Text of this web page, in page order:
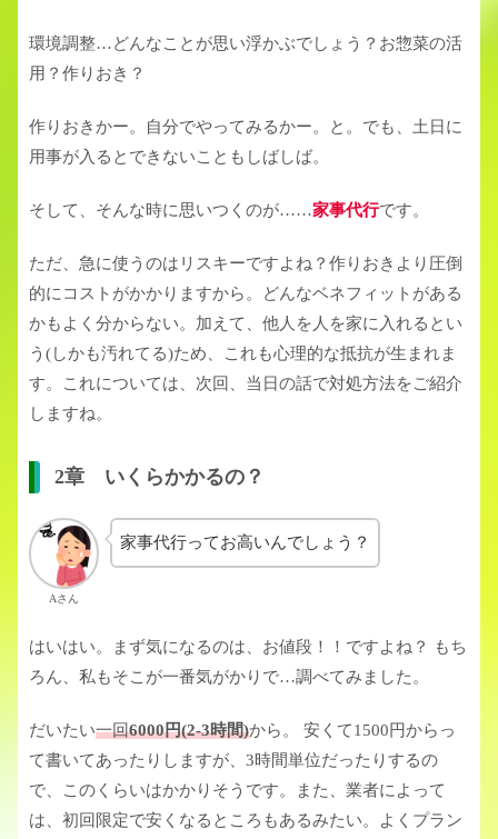
環境調整…どんなことが思い浮かぶでしょう？お惣菜の活
用？作りおき？
作りおきかー。自分でやってみるかー。と。でも、土日に
用事が入るとできないこともしばしば。
そして、そんな時に思いつくのが……家事代行です。
ただ、急に使うのはリスキーですよね？作りおきより圧倒
的にコストがかかりますから。どんなベネフィットがある
かもよく分からない。加えて、他人を人を家に入れるとい
う(しかも汚れてる)ため、これも心理的な抵抗が生まれま
す。これについては、次回、当日の話で対処方法をご紹介
しますね。
2章 いくらかかるの？
Aさん
家事代行ってお高いんでしょう？
はいはい。まず気になるのは、お値段！！ですよね？ もち
ろん、私もそこが一番気がかりで…調べてみました。
だいたい一回6000円(2-3時間)から。 安くて1500円からっ
て書いてあったりしますが、3時間単位だったりするの
で、このくらいはかかりそうです。また、業者によって
は、初回限定で安くなるところもあるみたい。よくプラン